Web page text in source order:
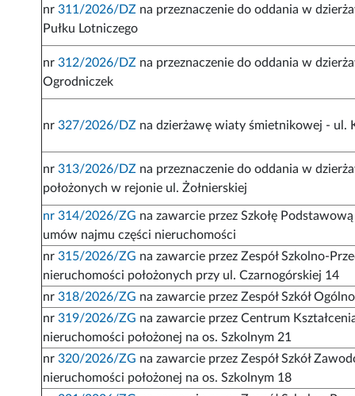
nr311/2026/DZ na przeznaczenie do oddania w
Pułku Lotniczego
nr312/2026/DZ na przeznaczenie do oddania w
Ogrodniczek
nr327/2026/DZ na dzierżawę wiaty śmietnikowej - ul.
nr313/2026/DZ na przeznaczenie do oddania w
położonych w rejonie ul. Żołnierskiej
nr 314/2026/ZG na zawarcie przez Szkołę
umów najmu części nieruchomości
nr315/2026/ZG na zawarcie przez Zespół Szkolno-
nieruchomości położonych przy ul. Czarnogórskiej 14
nr318/2026/ZG na zawarcie przez Zespół Szkół
nr319/2026/ZG na zawarcie przez Centrum
nieruchomości położonej na os. Szkolnym 21
nr320/2026/ZG na zawarcie przez Zespół Szkół
nieruchomości położonej na os. Szkolnym 18